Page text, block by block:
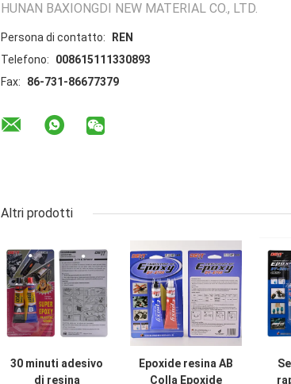
HUNAN BAXIONGDI NEW MATERIAL CO., LTD.
Persona di contatto:
REN
Telefono:
008615111330893
Fax:
86-731-86677379
Altri prodotti
30 minuti adesivo
di resina
Epoxide resina AB
Colla Epoxide